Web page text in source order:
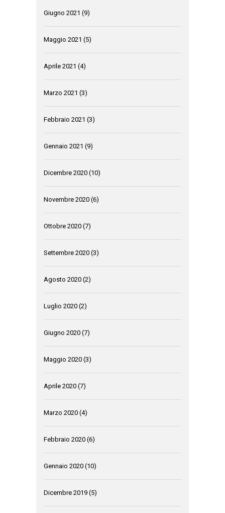
Giugno 2021 (9)
Maggio 2021 (5)
Aprile 2021 (4)
Marzo 2021 (3)
Febbraio 2021 (3)
Gennaio 2021 (9)
Dicembre 2020 (10)
Novembre 2020 (6)
Ottobre 2020 (7)
Settembre 2020 (3)
Agosto 2020 (2)
Luglio 2020 (2)
Giugno 2020 (7)
Maggio 2020 (3)
Aprile 2020 (7)
Marzo 2020 (4)
Febbraio 2020 (6)
Gennaio 2020 (10)
Dicembre 2019 (5)